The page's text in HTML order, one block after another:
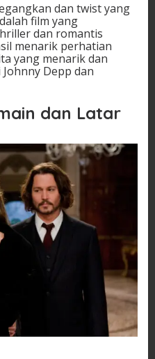
dan twist yang
film yang
dan romantis
menarik perhatian
yang menarik dan
Depp dan
dan Latar